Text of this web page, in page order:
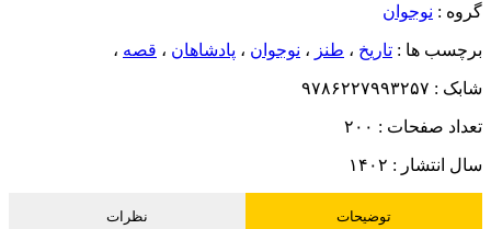
گروه : نوجوان
برچسب ها : تاریخ ، طنز ، نوجوان ، پادشاهان ، قصه ،
شابک : ۹۷۸۶۲۲۷۹۹۳۲۵۷
تعداد صفحات : ۲۰۰
سال انتشار : ۱۴۰۲
توضیحات نظرات